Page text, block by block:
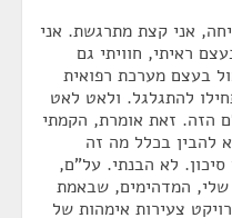
אני קצת מתרגשת. אני
ראיתי, חוויתי גם
בעצם מערכת רפואית
להתגלגל. ולאט לאט
הזה. זאת אומרת, הקמתי
להבין בכלל מה זה
סיכון. לא הבנתי. על"ם,
שלי, המדהימים, שבאמת
צעירות אימהות של